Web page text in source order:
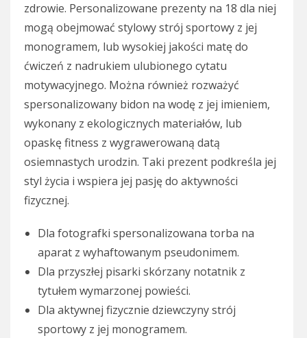
zdrowie. Personalizowane prezenty na 18 dla niej
mogą obejmować stylowy strój sportowy z jej
monogramem, lub wysokiej jakości matę do
ćwiczeń z nadrukiem ulubionego cytatu
motywacyjnego. Można również rozważyć
spersonalizowany bidon na wodę z jej imieniem,
wykonany z ekologicznych materiałów, lub
opaskę fitness z wygrawerowaną datą
osiemnastych urodzin. Taki prezent podkreśla jej
styl życia i wspiera jej pasję do aktywności
fizycznej.
Dla fotografki spersonalizowana torba na
aparat z wyhaftowanym pseudonimem.
Dla przyszłej pisarki skórzany notatnik z
tytułem wymarzonej powieści.
Dla aktywnej fizycznie dziewczyny strój
sportowy z jej monogramem.